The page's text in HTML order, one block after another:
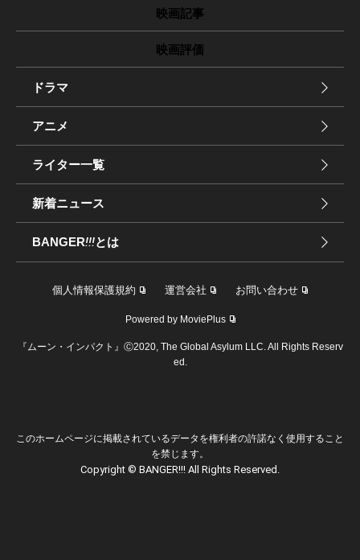
映画記事
映画評価
ドラマ
アニメ
ライター一覧
新着ニュース
BANGER!!!とは
個人情報保護規約 運営会社 お問い合わせ
Powered by MoviePlus
『ムーン・インパクト』Ⓒ2020, The Global Asylum LLC. All Rights Reserv
ed.
このホームページに掲載されているデータを権利者の許諾なく使用すること
を禁じます。
Copyright © BANGER!!! All Rights Reserved.